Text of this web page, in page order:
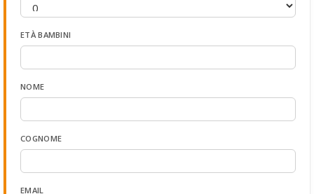
ETÀ BAMBINI
NOME
COGNOME
EMAIL